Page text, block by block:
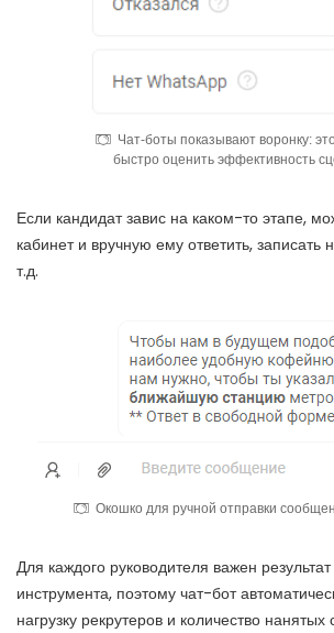
Чат-боты показывают воронку:
быстро оценить эффективность
Если кандидат завис на каком-то этапе,
кабинет и вручную ему ответить, записать
т.д.
Окошко для ручной отправки
Для каждого руководителя важен
инструмента, поэтому чат-бот
нагрузку рекрутеров и количество нанятых